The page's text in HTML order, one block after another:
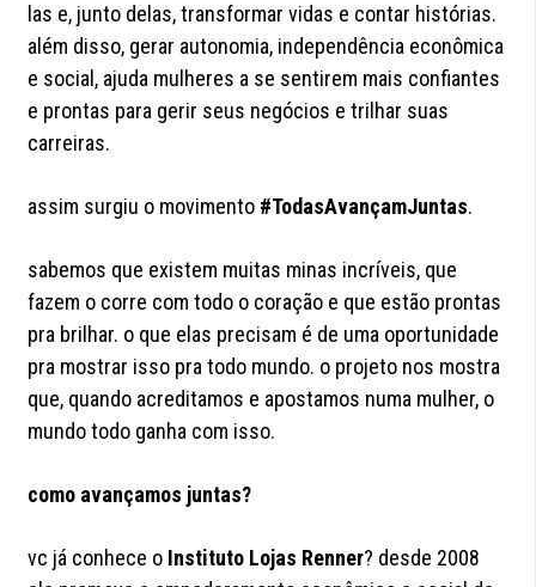
las e, junto delas, transformar vidas e contar histórias.
além disso, gerar autonomia, independência econômica
e social, ajuda mulheres a se sentirem mais confiantes
e prontas para gerir seus negócios e trilhar suas
carreiras.
assim surgiu o movimento #TodasAvançamJuntas.
sabemos que existem muitas minas incríveis, que
fazem o corre com todo o coração e que estão prontas
pra brilhar. o que elas precisam é de uma oportunidade
pra mostrar isso pra todo mundo. o projeto nos mostra
que, quando acreditamos e apostamos numa mulher, o
mundo todo ganha com isso.
como avançamos juntas?
vc já conhece o Instituto Lojas Renner? desde 2008